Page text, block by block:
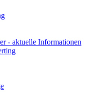
- aktuelle Informationen